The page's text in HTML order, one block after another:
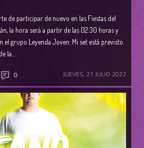
de participar de nuevo en las Fiestas del
la hora será a partir de las 02:30 horas y
grupo Leyenda Joven. Mi set está previsto
la...
0 JUEVES, 21 JULIO 2022